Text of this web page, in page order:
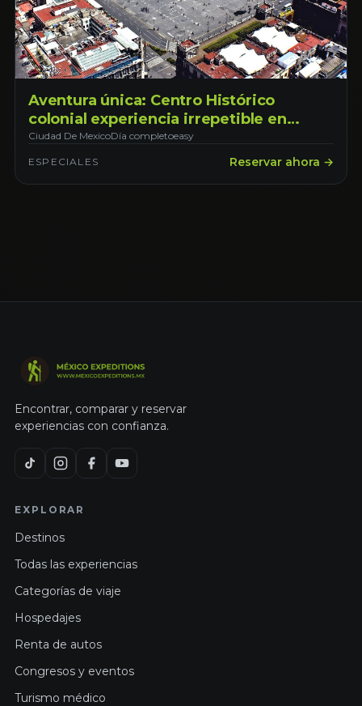
Aventura única: Centro Histórico
colonial experiencia irrepetible en
Ciudad de México
Ciudad De MexicoDía completoeasy
ESPECIALES Reservar ahora →
Encontrar, comparar y reservar
experiencias con confianza.
EXPLORAR
Destinos
Todas las experiencias
Categorías de viaje
Hospedajes
Renta de autos
Congresos y eventos
Turismo médico